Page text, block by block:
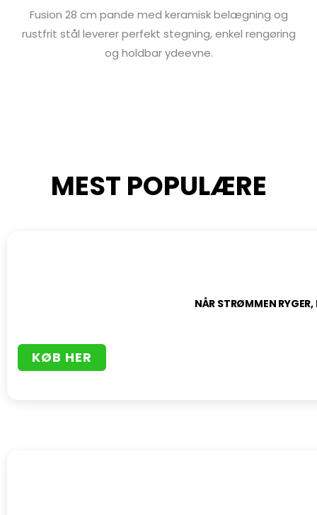
Fusion 28 cm pande med keramisk belægning og
rustfrit stål leverer perfekt stegning, enkel rengøring
og holdbar ydeevne.
MEST POPULÆRE
NÅR STRØMMEN
KØB HER